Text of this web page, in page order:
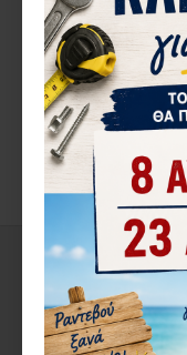
ΤΙΜΗ ΤΕΜΑΧΙΟΥ
ΑΞΙΟΛΟΓΉΣΕΙΣ
ΕΤΙΚΈΤΕΣ: ΜΠΑΤΑΡΙΑ
AG13
ΔΕΊΤΕ ΑΚΌΜΑ